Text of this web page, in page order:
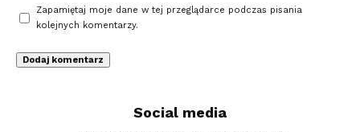
Zapamiętaj moje dane w tej przeglądarce podczas pisania
kolejnych komentarzy.
Social media